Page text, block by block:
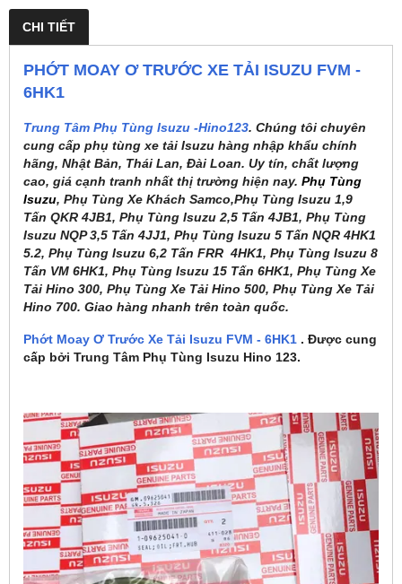
CHI TIẾT
PHỚT MOAY Ơ TRƯỚC XE TẢI ISUZU FVM -
6HK1
Trung Tâm Phụ Tùng Isuzu -Hino123. Chúng tôi chuyên
cung cấp phụ tùng xe tải Isuzu hàng nhập khẩu chính
hãng, Nhật Bản, Thái Lan, Đài Loan. Uy tín, chất lượng
cao, giá cạnh tranh nhất thị trường hiện nay. Phụ Tùng
Isuzu, Phụ Tùng Xe Khách Samco,Phụ Tùng Isuzu 1,9
Tấn QKR 4JB1, Phụ Tùng Isuzu 2,5 Tấn 4JB1, Phụ Tùng
Isuzu NQP 3,5 Tấn 4JJ1, Phụ Tùng Isuzu 5 Tấn NQR 4HK1
5.2, Phụ Tùng Isuzu 6,2 Tấn FRR 4HK1, Phụ Tùng Isuzu 8
Tấn VM 6HK1, Phụ Tùng Isuzu 15 Tấn 6HK1, Phụ Tùng Xe
Tải Hino 300, Phụ Tùng Xe Tải Hino 500, Phụ Tùng Xe Tải
Hino 700. Giao hàng nhanh trên toàn quốc.
Phớt Moay Ơ Trước Xe Tải Isuzu FVM - 6HK1 . Được cung
cấp bởi Trung Tâm Phụ Tùng Isuzu Hino 123.